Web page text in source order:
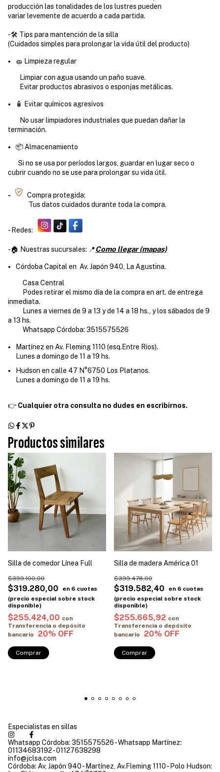
producción las tonalidades de los lustres pueden
variar levemente de acuerdo a cada partida.
-🛠️ Tips para mantención de la silla
(Cuidados simples para prolongar la vida útil del producto)
🧽 Limpieza regular
Limpiar con agua usando un paño suave.
Evitar productos abrasivos o esponjas metálicas.
🧴 Evitar químicos agresivos
No usar limpiadores industriales que puedan dañar la
terminación.
📦 Almacenamiento
Si no se usa por períodos largos, guardar en lugar seco o
cubrir cuando no se use para prolongar su vida útil.
-
Compra protegida:
Tus datos cuidados durante toda la compra.
- Redes:
-🏠 Nuestras sucursales: 📍Como llegar (mapas)
Córdoba Capital en Av. Japón 940, La Agustina.
Casa Central
Podes retirar el mismo día de la compra en art. de entrega
inmediata.
Lunes a viernes de 9 a 13 y de 14 a 18 hs., y los sábados de 9
a 13 hs.
Whatsapp Córdoba: 3515575526
Martínez en Av. Fleming 1110 (esq.Entre Rios).
Lunes a domingo de 11 a 19 hs.
Hudson en calle 47 N°6750 Los Platanos.
Lunes a domingo de 11 a 19 hs.
👉 Cualquier otra consulta no dudes en escribirnos.
Productos similares
Silla de comedor Línea Full
$319.280,00
$399.100,00
$255.424,00 con
Transferencia o depósito
bancario
Comprar
Silla de madera América 01
$319.582,40
$399.478,00
$255.665,92 con
Transferencia o depósito
bancario
Comprar
Especialistas en sillas
Whatsapp Córdoba: 3515575526 - Whatsapp Martínez:
01134683192 - 01127638298
info@jclsa.com
Córdoba: Av, Japón 940 - Martínez, Av.Fleming 1110 - Polo Hudson: